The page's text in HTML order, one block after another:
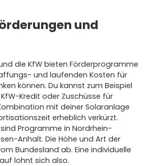
und
die KfW bieten Förderprogramme
und laufenden Kosten für
können. Du kannst zum Beispiel
Kredit oder Zuschüsse für
mit deiner Solaranlage
erheblich verkürzt.
Programme in Nordrhein-
Anhalt. Die Höhe und Art der
Bundesland ab. Eine individuelle
lohnt sich also.